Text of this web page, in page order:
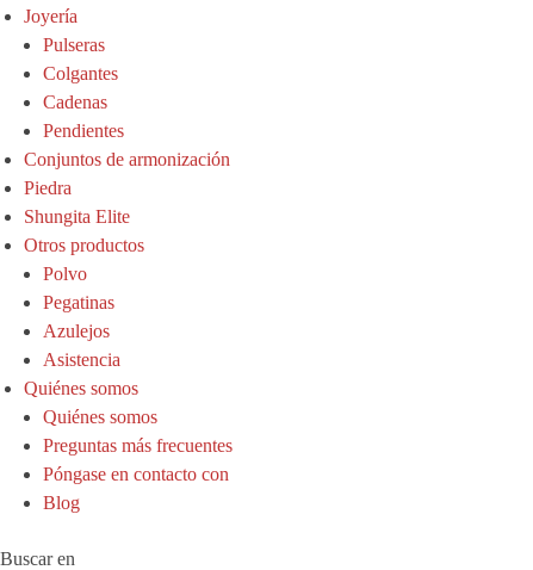
Joyería
Pulseras
Colgantes
Cadenas
Pendientes
Conjuntos de armonización
Piedra
Shungita Elite
Otros productos
Polvo
Pegatinas
Azulejos
Asistencia
Quiénes somos
Quiénes somos
Preguntas más frecuentes
Póngase en contacto con
Blog
Buscar en